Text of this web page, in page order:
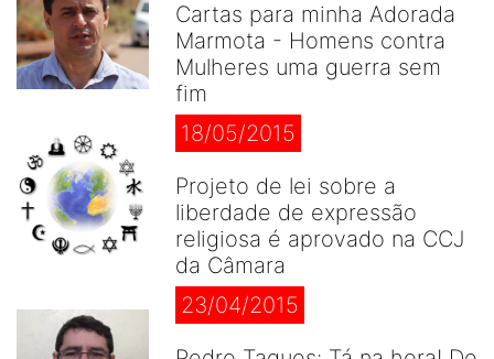
Cartas para minha Adorada
Marmota - Homens contra
Mulheres uma guerra sem
fim
18/05/2015
Projeto de lei sobre a
liberdade de expressão
religiosa é aprovado na CCJ
da Câmara
23/04/2015